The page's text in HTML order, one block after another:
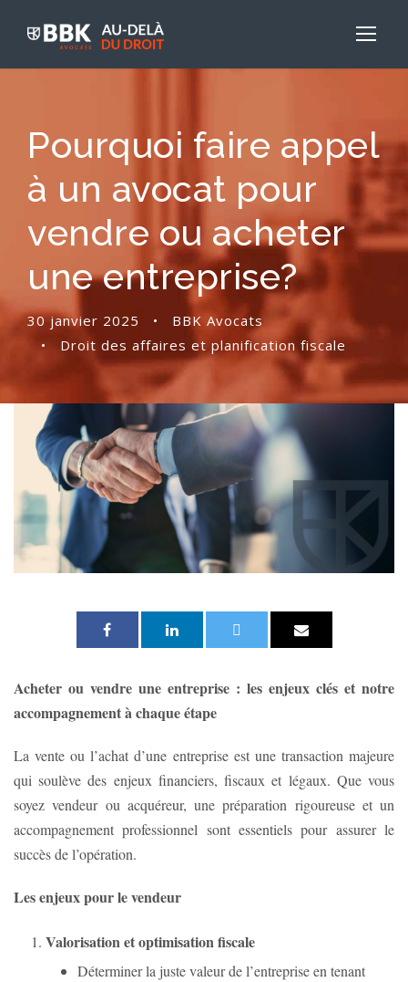
Pourquoi faire appel
à un avocat pour
vendre ou acheter
une entreprise?
30 janvier 2025 •
BBK Avocats
•
Droit des affaires et planification fiscale
Acheter ou vendre une entreprise : les enjeux clés et notre
accompagnement à chaque étape
La vente ou l’achat d’une entreprise est une transaction majeure
qui soulève des enjeux financiers, fiscaux et légaux. Que vous
soyez vendeur ou acquéreur, une préparation rigoureuse et un
accompagnement professionnel sont essentiels pour assurer le
succès de l’opération.
Les enjeux pour le vendeur
Valorisation et optimisation fiscale
Déterminer la juste valeur de l’entreprise en tenant